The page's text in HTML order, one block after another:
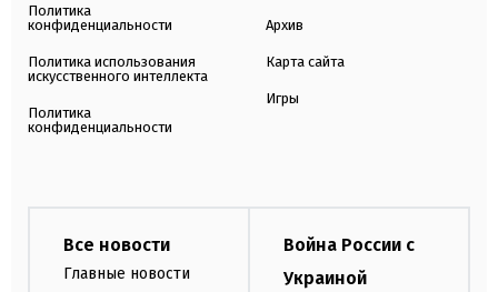
Политика
конфиденциальности
Политика использования
искусственного интеллекта
Политика
конфиденциальности
Архив
Карта сайта
Игры
Все новости
Главные новости
Война России с
Украиной